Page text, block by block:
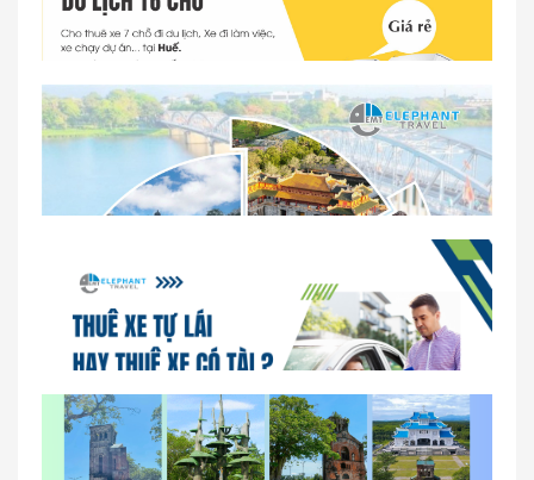
Dịch vụ thuê xe 16 chỗ tại Huế 2026